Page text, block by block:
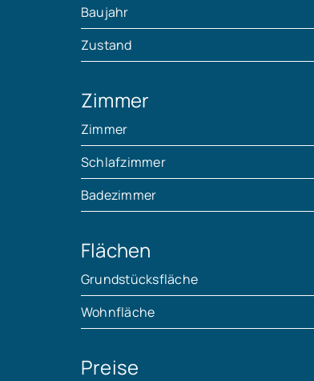
Baujahr
Zustand
Zimmer
Zimmer
Schlafzimmer
Badezimmer
Flächen
Grundstücksfläche
Wohnfläche
Preise